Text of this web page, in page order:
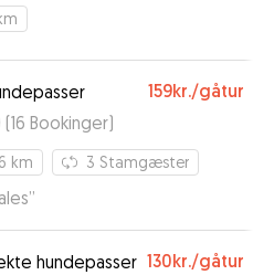
159kr./gåtur
(16 Bookinger)
km 3 Stamgæster
”
hundepasser 130kr./gåtur